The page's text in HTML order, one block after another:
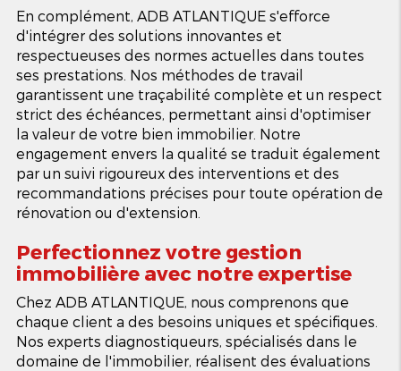
En complément, ADB ATLANTIQUE s'efforce
d'intégrer des solutions innovantes et
respectueuses des normes actuelles dans toutes
ses prestations. Nos méthodes de travail
garantissent une traçabilité complète et un respect
strict des échéances, permettant ainsi d'optimiser
la valeur de votre bien immobilier. Notre
engagement envers la qualité se traduit également
par un suivi rigoureux des interventions et des
recommandations précises pour toute opération de
rénovation ou d'extension.
Perfectionnez votre gestion
immobilière avec notre expertise
Chez ADB ATLANTIQUE, nous comprenons que
chaque client a des besoins uniques et spécifiques.
Nos experts diagnostiqueurs, spécialisés dans le
domaine de l'immobilier, réalisent des évaluations